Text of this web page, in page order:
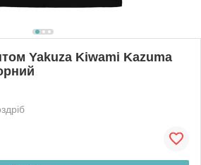
Yakuza Kiwami Kazuma